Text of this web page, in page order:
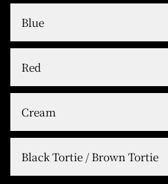
Blue
Red
Cream
Black Tortie / Brown Tortie